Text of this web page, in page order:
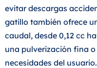
evitar descargas
gatillo también ofrece
caudal, desde 0,12 cc
una pulverización fina
necesidades del